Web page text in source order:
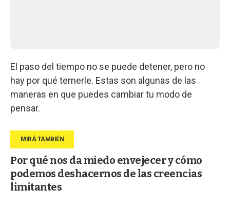
El paso del tiempo no se puede detener, pero no
hay por qué temerle. Estas son algunas de las
maneras en que puedes cambiar tu modo de
pensar.
Por qué nos da miedo envejecer y cómo
podemos deshacernos de las creencias
limitantes